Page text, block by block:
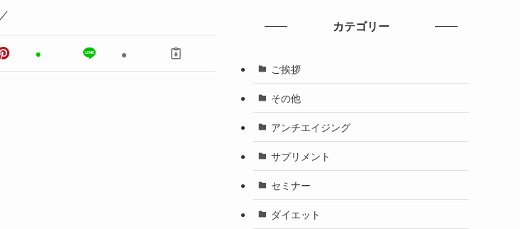
カテゴリー
ご挨拶
その他
アンチエイジング
サプリメント
セミナー
ダイエット